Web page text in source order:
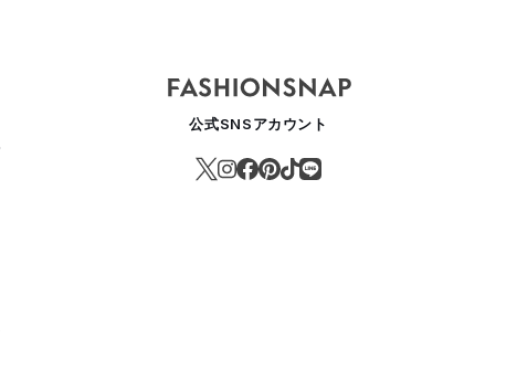
公式SNSアカウント